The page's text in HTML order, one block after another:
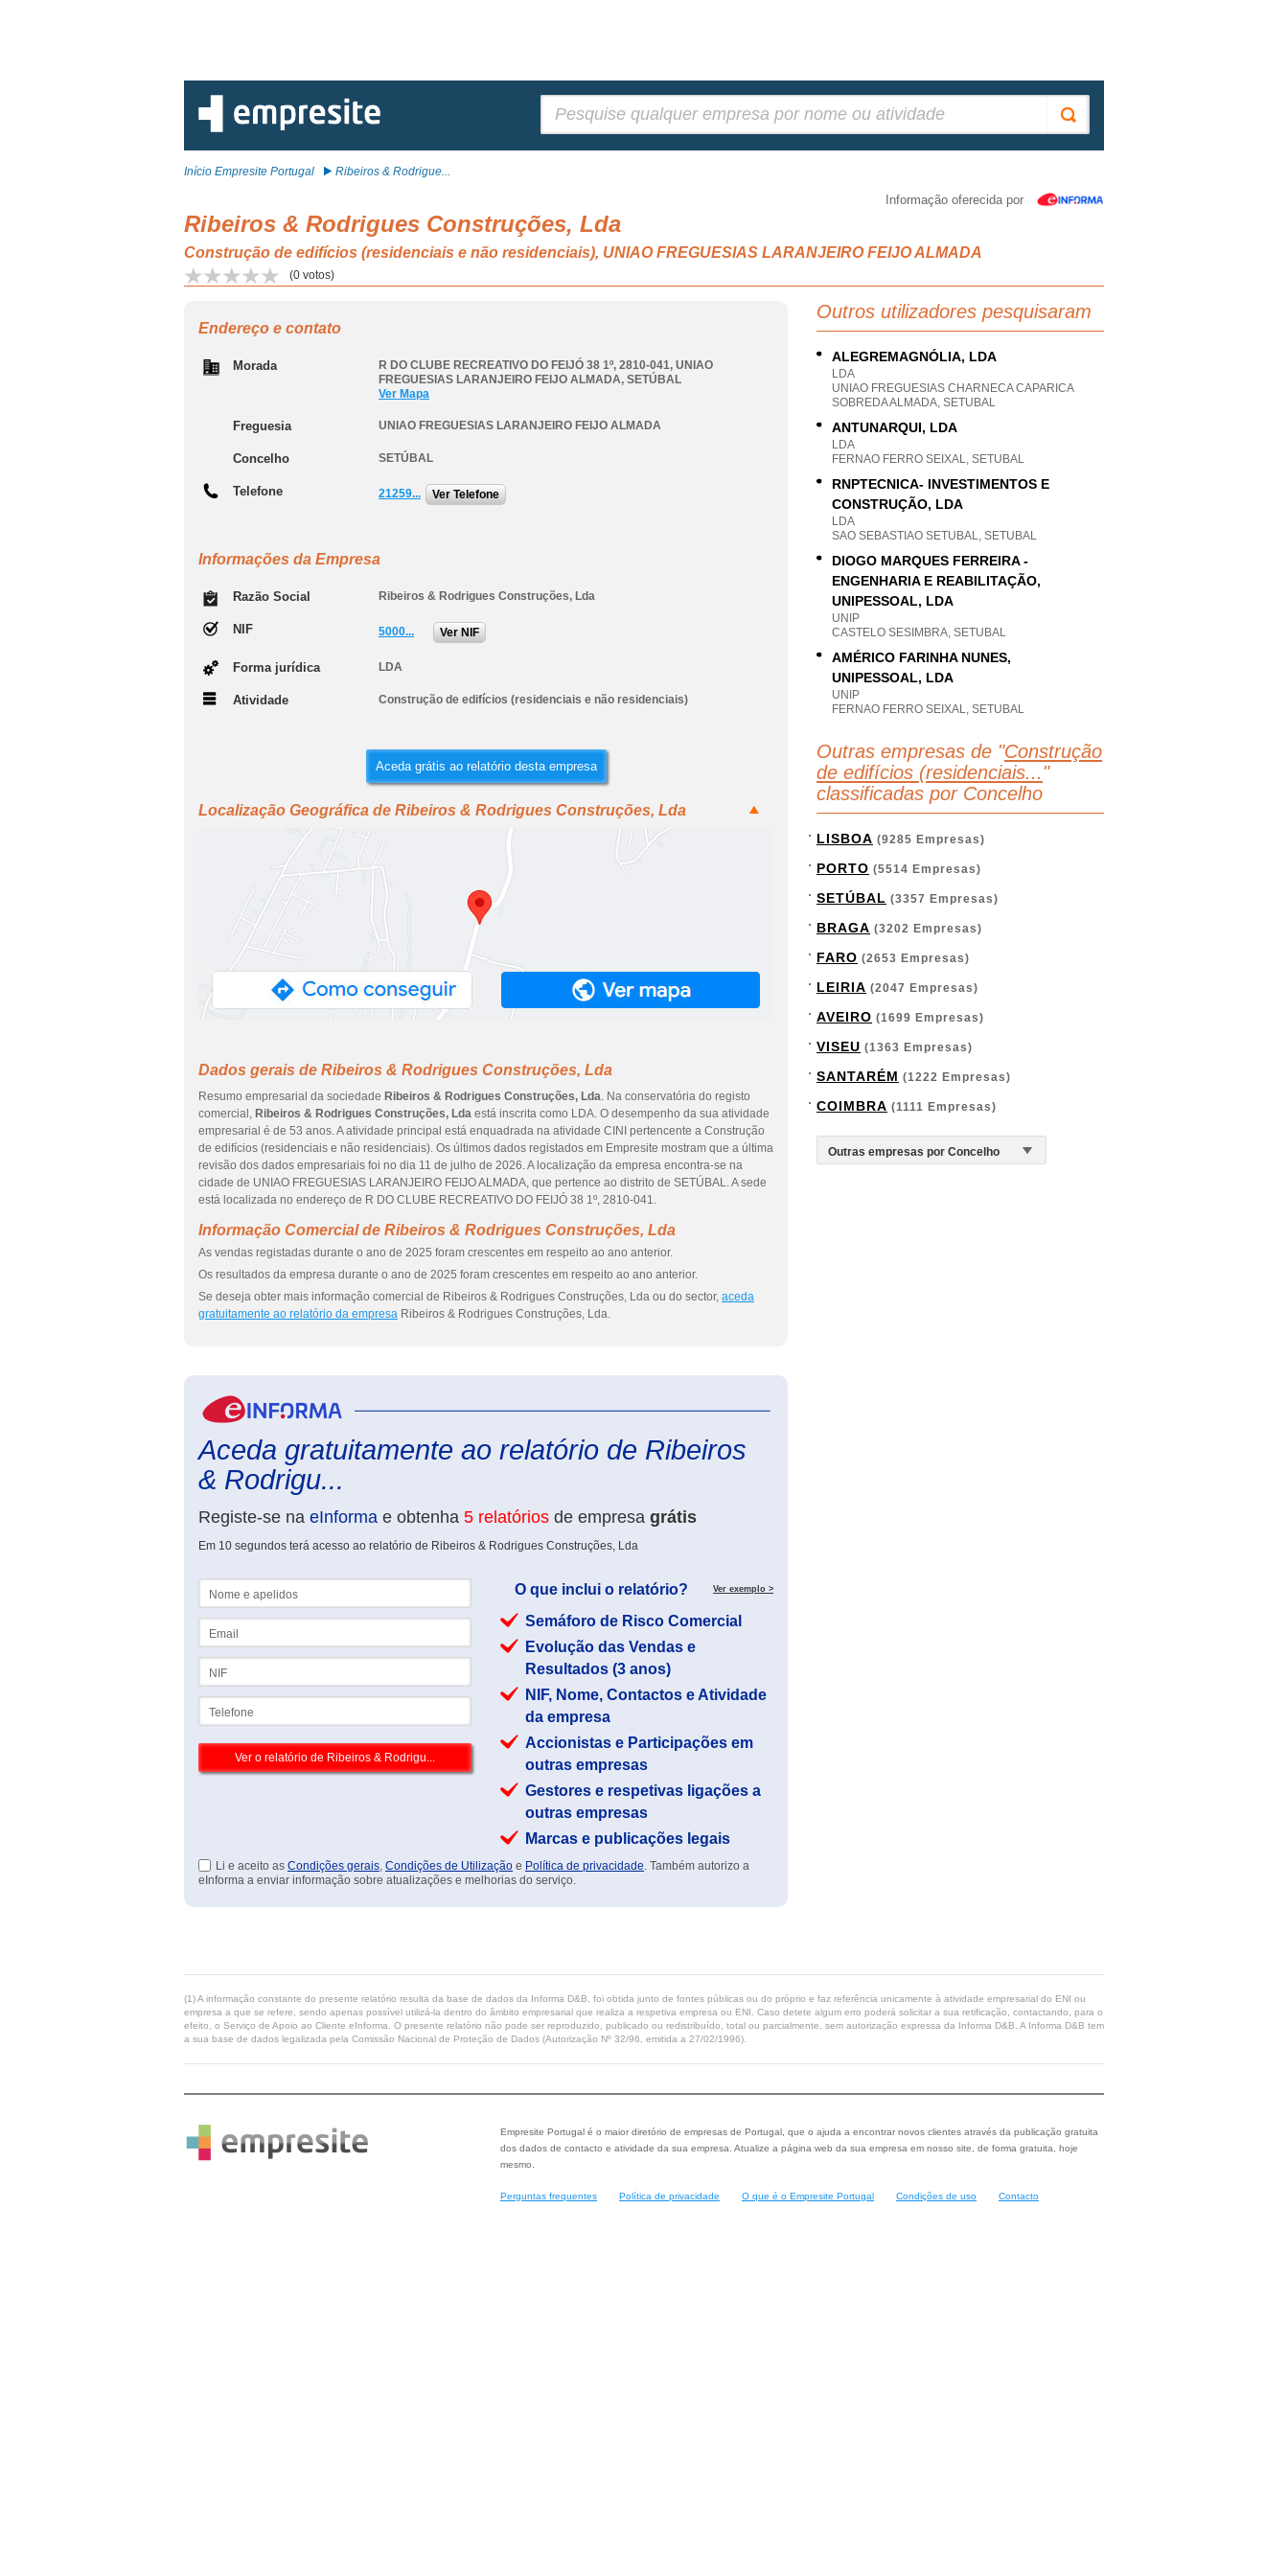
Início Empresite Portugal Ribeiros & Rodrigue...
Informação oferecida por
Ribeiros & Rodrigues Construções, Lda
Construção de edifícios (residenciais e não residenciais), UNIAO FREGUESIAS LARANJEIRO FEIJO ALMADA
(0 votos)
Endereço e contato
Morada R DO CLUBE RECREATIVO DO FEIJÓ 38 1º, 2810-041, UNIAO
FREGUESIAS LARANJEIRO FEIJO ALMADA, SETÚBAL
Ver Mapa
Freguesia UNIAO FREGUESIAS LARANJEIRO FEIJO ALMADA
Concelho SETÚBAL
Telefone 21259... Ver Telefone
Informações da Empresa
Razão Social Ribeiros & Rodrigues Construções, Lda
NIF 5000... Ver NIF
Forma jurídica LDA
Atividade Construção de edifícios (residenciais e não residenciais)
Aceda grátis ao relatório desta empresa
Localização Geográfica de Ribeiros & Rodrigues Construções, Lda
Dados gerais de Ribeiros & Rodrigues Construções, Lda
Resumo empresarial da sociedade Ribeiros & Rodrigues Construções, Lda. Na conservatória do registo
comercial, Ribeiros & Rodrigues Construções, Lda está inscrita como LDA. O desempenho da sua atividade
empresarial é de 53 anos. A atividade principal está enquadrada na atividade CINI pertencente a Construção
de edifícios (residenciais e não residenciais). Os últimos dados registados em Empresite mostram que a última
revisão dos dados empresariais foi no dia 11 de julho de 2026. A localização da empresa encontra-se na
cidade de UNIAO FREGUESIAS LARANJEIRO FEIJO ALMADA, que pertence ao distrito de SETÚBAL. A sede
está localizada no endereço de R DO CLUBE RECREATIVO DO FEIJÓ 38 1º, 2810-041.
Informação Comercial de Ribeiros & Rodrigues Construções, Lda
As vendas registadas durante o ano de 2025 foram crescentes em respeito ao ano anterior.
Os resultados da empresa durante o ano de 2025 foram crescentes em respeito ao ano anterior.
Se deseja obter mais informação comercial de Ribeiros & Rodrigues Construções, Lda ou do sector, aceda
gratuitamente ao relatório da empresa Ribeiros & Rodrigues Construções, Lda.
Aceda gratuitamente ao relatório de Ribeiros
& Rodrigu...
Registe-se na eInforma e obtenha 5 relatórios de empresa grátis
Em 10 segundos terá acesso ao relatório de Ribeiros & Rodrigues Construções, Lda
O que inclui o relatório? Ver exemplo >
Semáforo de Risco Comercial
Evolução das Vendas e
Resultados (3 anos)
NIF, Nome, Contactos e Atividade
da empresa
Accionistas e Participações em
outras empresas
Gestores e respetivas ligações a
outras empresas
Marcas e publicações legais
Li e aceito as Condições gerais, Condições de Utilização e Política de privacidade. Também autorizo a
eInforma a enviar informação sobre atualizações e melhorias do serviço.
Outros utilizadores pesquisaram
ALEGREMAGNÓLIA, LDA
LDA
UNIAO FREGUESIAS CHARNECA CAPARICA
SOBREDA ALMADA, SETUBAL
ANTUNARQUI, LDA
LDA
FERNAO FERRO SEIXAL, SETUBAL
RNPTECNICA- INVESTIMENTOS E
CONSTRUÇÃO, LDA
LDA
SAO SEBASTIAO SETUBAL, SETUBAL
DIOGO MARQUES FERREIRA -
ENGENHARIA E REABILITAÇÃO,
UNIPESSOAL, LDA
UNIP
CASTELO SESIMBRA, SETUBAL
AMÉRICO FARINHA NUNES,
UNIPESSOAL, LDA
UNIP
FERNAO FERRO SEIXAL, SETUBAL
Outras empresas de "Construção
de edifícios (residenciais... "
classificadas por Concelho
LISBOA (9285 Empresas)
PORTO (5514 Empresas)
SETÚBAL (3357 Empresas)
BRAGA (3202 Empresas)
FARO (2653 Empresas)
LEIRIA (2047 Empresas)
AVEIRO (1699 Empresas)
VISEU (1363 Empresas)
SANTARÉM (1222 Empresas)
COIMBRA (1111 Empresas)
(1) A informação constante do presente relatório resulta da base de dados da Informa D&B, foi obtida junto de fontes públicas ou do próprio e faz referência unicamente à atividade empresarial do ENI ou
empresa a que se refere, sendo apenas possível utilizá-la dentro do âmbito empresarial que realiza a respetiva empresa ou ENI. Caso detete algum erro poderá solicitar a sua retificação, contactando, para o
efeito, o Serviço de Apoio ao Cliente eInforma. O presente relatório não pode ser reproduzido, publicado ou redistribuído, total ou parcialmente, sem autorização expressa da Informa D&B. A Informa D&B tem
a sua base de dados legalizada pela Comissão Nacional de Proteção de Dados (Autorização Nº 32/96, emitida a 27/02/1996).
Empresite Portugal é o maior diretório de empresas de Portugal, que o ajuda a encontrar novos clientes através da publicação gratuita
dos dados de contacto e atividade da sua empresa. Atualize a página web da sua empresa em nosso site, de forma gratuita, hoje
mesmo.
Perguntas frequentes Política de privacidade O que é o Empresite Portugal Condições de uso Contacto